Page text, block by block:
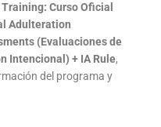
Training: Curso Oficial
Adulteration
(Evaluaciones de
Intencional) + IA Rule,
del programa y